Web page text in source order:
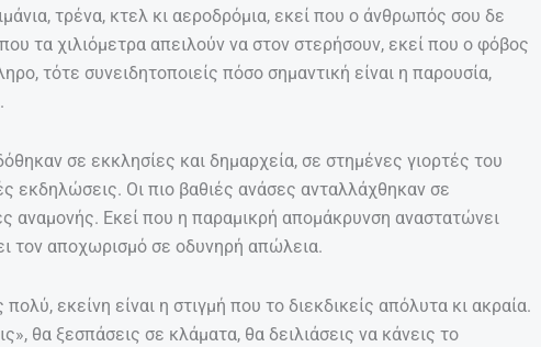
τρένα, κτελ κι αεροδρόμια, εκεί που ο άνθρωπός σου δε
τα χιλιόμετρα απειλούν να στον στερήσουν, εκεί που ο φόβος
τότε συνειδητοποιείς πόσο σημαντική είναι η παρουσία,
σε εκκλησίες και δημαρχεία, σε στημένες γιορτές του
εκδηλώσεις. Οι πιο βαθιές ανάσες ανταλλάχθηκαν σε
αναμονής. Εκεί που η παραμικρή απομάκρυνση αναστατώνει
τον αποχωρισμό σε οδυνηρή απώλεια.
εκείνη είναι η στιγμή που το διεκδικείς απόλυτα κι ακραία.
θα ξεσπάσεις σε κλάματα, θα δειλιάσεις να κάνεις το